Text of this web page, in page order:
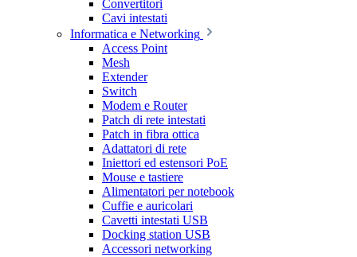
Convertitori
Cavi intestati
Informatica e Networking
Access Point
Mesh
Extender
Switch
Modem e Router
Patch di rete intestati
Patch in fibra ottica
Adattatori di rete
Iniettori ed estensori PoE
Mouse e tastiere
Alimentatori per notebook
Cuffie e auricolari
Cavetti intestati USB
Docking station USB
Accessori networking